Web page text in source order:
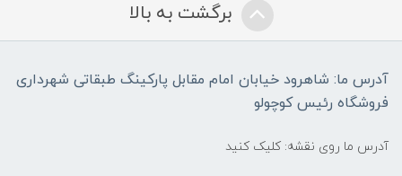
برگشت به بالا
آدرس ما: شاهرود خیابان امام مقابل پارکینگ طبقاتی شهرداری
فروشگاه رئیس کوچولو
آدرس ما روی نقشه: کلیک کنید